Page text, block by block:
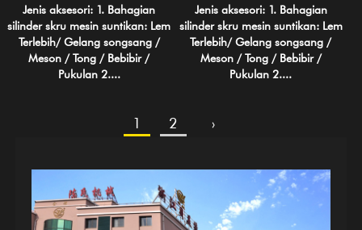
Jenis aksesori: 1. Bahagian
silinder skru mesin suntikan: Lem
Terlebih/ Gelang songsang /
Meson / Tong / Bebibir /
Pukulan 2....
Jenis aksesori: 1. Bahagian
silinder skru mesin suntikan: Lem
Terlebih/ Gelang songsang /
Meson / Tong / Bebibir /
Pukulan 2....
1 2 ›